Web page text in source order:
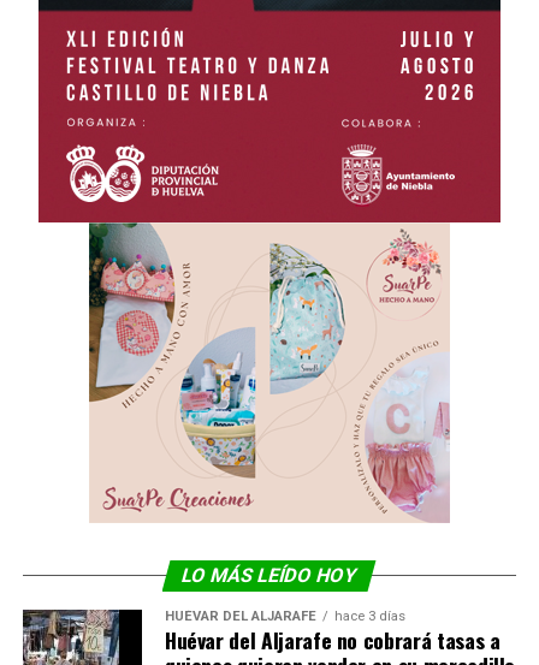
LO MÁS LEÍDO HOY
HUÉVAR DEL ALJARAFE hace 3 días
Huévar del Aljarafe no cobrará tasas a